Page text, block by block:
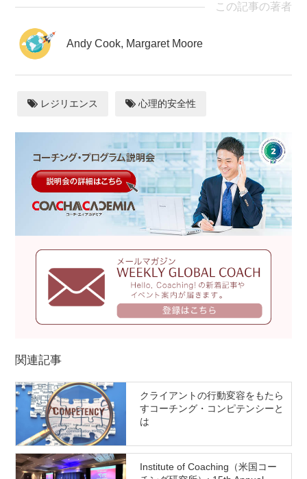
この記事の著者
Andy Cook, Margaret Moore
レジリエンス 心理的安全性
関連記事
クライアントの行動変容をもたら
すコーチング・コンピテンシーと
は
Institute of Coaching（米国コー